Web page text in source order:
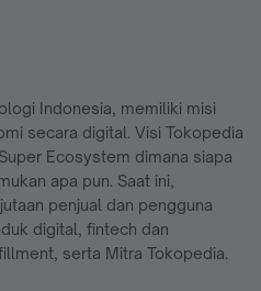
Indonesia, memiliki misi
secara digital. Visi Tokopedia
Ecosystem dimana siapa
apa pun. Saat ini,
penjual dan pengguna
digital, fintech dan
serta Mitra Tokopedia.